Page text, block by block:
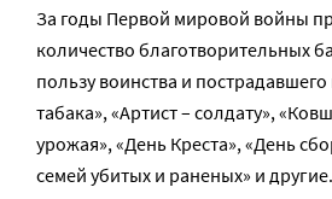
За годы Первой мировой войны
количество благотворительных
пользу воинства и
табака», «Артист – солдату»,
урожая», «День Креста», «День
семей убитых и раненых» и другие.